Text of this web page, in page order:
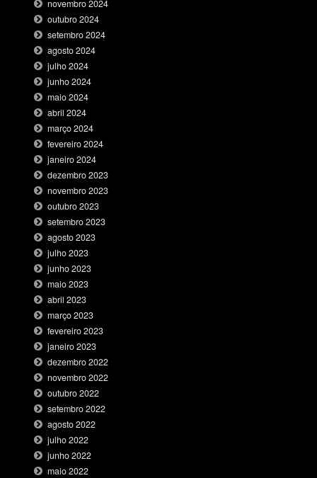
novembro 2024
outubro 2024
setembro 2024
agosto 2024
julho 2024
junho 2024
maio 2024
abril 2024
março 2024
fevereiro 2024
janeiro 2024
dezembro 2023
novembro 2023
outubro 2023
setembro 2023
agosto 2023
julho 2023
junho 2023
maio 2023
abril 2023
março 2023
fevereiro 2023
janeiro 2023
dezembro 2022
novembro 2022
outubro 2022
setembro 2022
agosto 2022
julho 2022
junho 2022
maio 2022